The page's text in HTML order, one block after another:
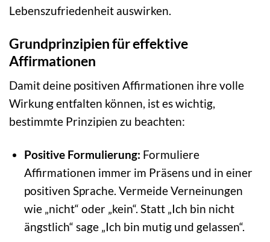
Lebenszufriedenheit auswirken.
Grundprinzipien für effektive
Affirmationen
Damit deine positiven Affirmationen ihre volle
Wirkung entfalten können, ist es wichtig,
bestimmte Prinzipien zu beachten:
Positive Formulierung: Formuliere
Affirmationen immer im Präsens und in einer
positiven Sprache. Vermeide Verneinungen
wie „nicht“ oder „kein“. Statt „Ich bin nicht
ängstlich“ sage „Ich bin mutig und gelassen“.